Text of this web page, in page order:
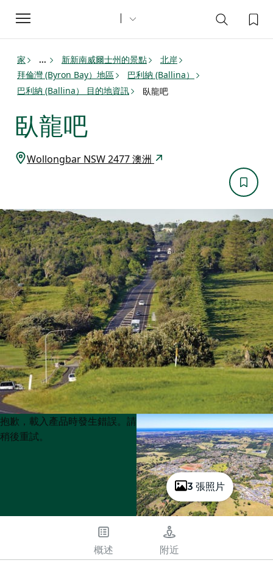
Toggle
navigation
家 ... 新新南威爾士州的景點
北岸
拜倫灣 (Byron Bay）地區
巴利納 (Ballina）
巴利納 (Ballina） 目的地資訊
臥龍吧
臥龍吧
Wollongbar NSW 2477 澳洲
3 張照片
Product
List
Product
List
抱歉，載入產品時發生錯誤。請
稍後重試。
概述 附近